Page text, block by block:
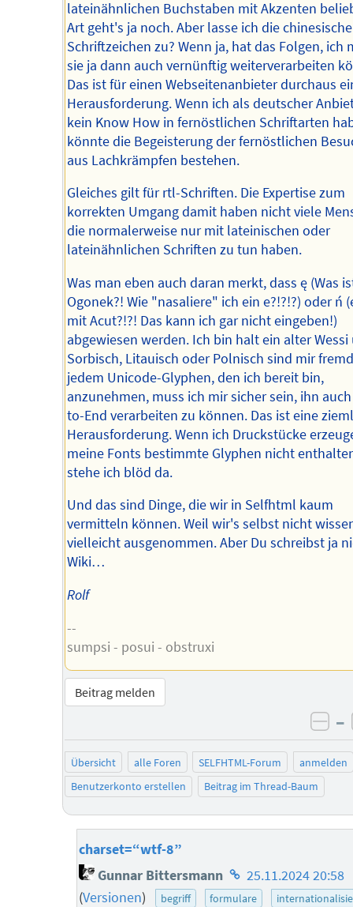
lateinähnlichen Buchstaben mit Akzenten
Art geht's ja noch. Aber lasse ich die
Schriftzeichen zu? Wenn ja, hat das Folgen, ich
sie ja dann auch vernünftig weiterverarbeiten
Das ist für einen Webseitenanbieter durchaus
Herausforderung. Wenn ich als deutscher
kein Know How in fernöstlichen Schriftarten
könnte die Begeisterung der fernöstlichen
aus Lachkrämpfen bestehen.
Gleiches gilt für rtl-Schriften. Die Expertise zum
korrekten Umgang damit haben nicht viele
die normalerweise nur mit lateinischen oder
lateinähnlichen Schriften zu tun haben.
Was man eben auch daran merkt, dass ę (Was
Ogonek?! Wie "nasaliere" ich ein e?!?!?) oder ń
mit Acut?!?! Das kann ich gar nicht eingeben!)
abgewiesen werden. Ich bin halt ein alter Wessi
Sorbisch, Litauisch oder Polnisch sind mir
jedem Unicode-Glyphen, den ich bereit bin,
anzunehmen, muss ich mir sicher sein, ihn
to-End verarbeiten zu können. Das ist eine
Herausforderung. Wenn ich Druckstücke
meine Fonts bestimmte Glyphen nicht
stehe ich blöd da.
Und das sind Dinge, die wir in Selfhtml kaum
vermitteln können. Weil wir's selbst nicht
vielleicht ausgenommen. Aber Du schreibst ja
Wiki…
Rolf
--
sumpsi - posui - obstruxi
Beitrag melden
–
Übersicht alle Foren SELFHTML-Forum
anmelden
Benutzerkonto erstellen
Beitrag im Thread-Baum
charset=“wtf-8”
Gunnar Bittersmann Homepage
des
25.11.2024 20:58
(Versionen) begriff formulare